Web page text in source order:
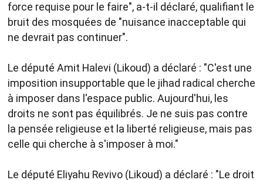
force requise pour le faire", a-t-il déclaré, qualifiant le
bruit des mosquées de "nuisance inacceptable qui
ne devrait pas continuer".
Le député Amit Halevi (Likoud) a déclaré : "C'est une
imposition insupportable que le jihad radical cherche
à imposer dans l'espace public. Aujourd'hui, les
droits ne sont pas équilibrés. Je ne suis pas contre
la pensée religieuse et la liberté religieuse, mais pas
celle qui cherche à s'imposer à moi."
Le député Eliyahu Revivo (Likoud) a déclaré : "Le droit